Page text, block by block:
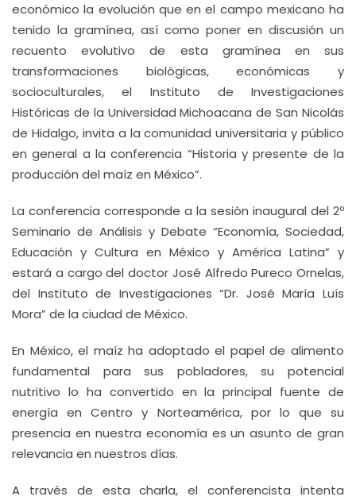
económico la evolución que en el campo mexicano ha
tenido la gramínea, así como poner en discusión un
recuento evolutivo de esta gramínea en sus
transformaciones biológicas, económicas y
socioculturales, el Instituto de Investigaciones
Históricas de la Universidad Michoacana de San Nicolás
de Hidalgo, invita a la comunidad universitaria y público
en general a la conferencia “Historia y presente de la
producción del maíz en México”.
La conferencia corresponde a la sesión inaugural del 2º
Seminario de Análisis y Debate “Economía, Sociedad,
Educación y Cultura en México y América Latina” y
estará a cargo del doctor José Alfredo Pureco Ornelas,
del Instituto de Investigaciones “Dr. José María Luís
Mora” de la ciudad de México.
En México, el maíz ha adoptado el papel de alimento
fundamental para sus pobladores, su potencial
nutritivo lo ha convertido en la principal fuente de
energía en Centro y Norteamérica, por lo que su
presencia en nuestra economía es un asunto de gran
relevancia en nuestros días.
A través de esta charla, el conferencista intenta